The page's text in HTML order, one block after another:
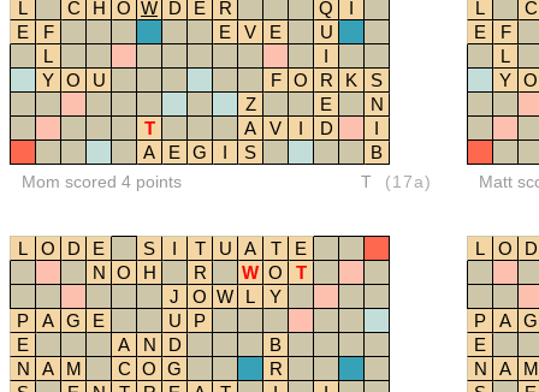
L
C H O W D E R Q
I
E
F E V E
U
L
I
Y O U F O R K
S
Z
E
N
T
A V I D
I
A
E G I S B
Mom scored 4 points T (17a)
L
C
E
F
L
Y O
Matt
L O D E S I T U A T
E
N O H R W O
T
J
O W L
Y
P
A G E U
P
E
A N D
B
N
A M C O G
R
L O D
P A G
E
N
A
M